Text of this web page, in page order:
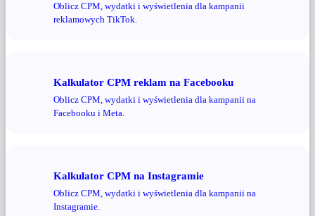
Oblicz CPM, wydatki i wyświetlenia dla kampanii
reklamowych TikTok.
Kalkulator CPM reklam na Facebooku
Oblicz CPM, wydatki i wyświetlenia dla kampanii na
Facebooku i Meta.
Kalkulator CPM na Instagramie
Oblicz CPM, wydatki i wyświetlenia dla kampanii na
Instagramie.